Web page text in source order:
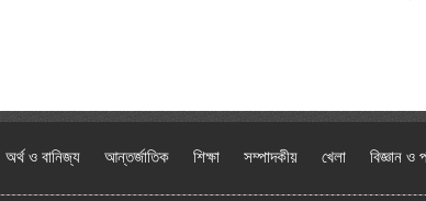
অর্থ ও বানিজ্য আন্তর্জাতিক শিক্ষা সম্পাদকীয় খেলা বিজ্ঞান ও